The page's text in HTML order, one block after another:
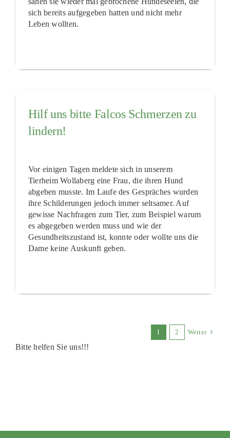
sich bereits aufgegeben hatten und nicht mehr
Leben wollten.
Hilf uns bitte Falcos Schmerzen zu
lindern!
Vor einigen Tagen meldete sich in unserem
Tierheim Wollaberg eine Frau, die ihren Hund
abgeben musste. Im Laufe des Gespräches wurden
ihre Schilderungen jedoch immer seltsamer. Auf
gewisse Nachfragen zum Tier, zum Beispiel warum
es abgegeben werden muss und wie der
Gesundheitszustand ist, konnte oder wollte uns die
Dame keine Auskunft geben.
1 2 Weiter
Bitte helfen Sie uns!!!